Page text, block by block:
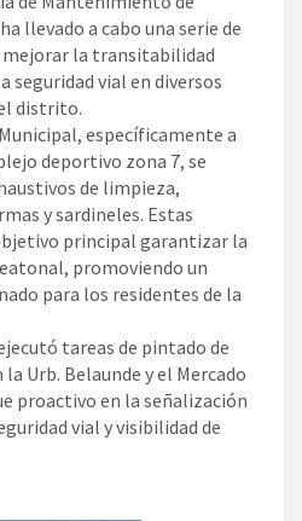
llevado a cabo una serie de
mejorar la transitabilidad
vial en diversos
distrito.
específicamente a
deportivo zona 7, se
de limpieza,
y sardineles. Estas
principal garantizar la
promoviendo un
para los residentes de la
tareas de pintado de
Urb. Belaunde y el Mercado
proactivo en la señalización
vial y visibilidad de